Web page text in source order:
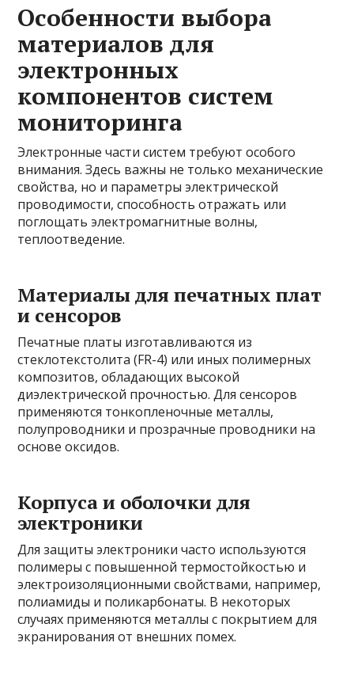
Особенности выбора
материалов для
электронных
компонентов систем
мониторинга
Электронные части систем требуют особого
внимания. Здесь важны не только механические
свойства, но и параметры электрической
проводимости, способность отражать или
поглощать электромагнитные волны,
теплоотведение.
Материалы для печатных плат
и сенсоров
Печатные платы изготавливаются из
стеклотекстолита (FR-4) или иных полимерных
композитов, обладающих высокой
диэлектрической прочностью. Для сенсоров
применяются тонкопленочные металлы,
полупроводники и прозрачные проводники на
основе оксидов.
Корпуса и оболочки для
электроники
Для защиты электроники часто используются
полимеры с повышенной термостойкостью и
электроизоляционными свойствами, например,
полиамиды и поликарбонаты. В некоторых
случаях применяются металлы с покрытием для
экранирования от внешних помех.